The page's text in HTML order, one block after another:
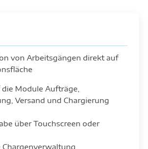
von Arbeitsgängen direkt auf
Module Aufträge,
Versand und Chargierung
über Touchscreen oder
Chargenverwaltung